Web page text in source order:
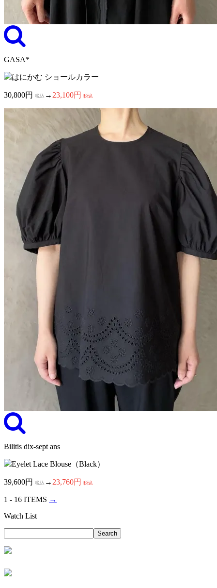
GASA*
はにかむ ショールカラー
30,800円 税込 → 23,100円 税込
Bilitis dix-sept ans
Eyelet Lace Blouse（Black）
39,600円 税込 → 23,760円 税込
1 - 16 ITEMS →
Watch List